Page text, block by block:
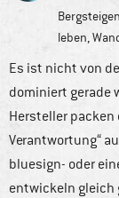
leben,
Es ist nicht von
dominiert gerade
Hersteller packen
Verantwortung“
bluesign- oder
entwickeln gleich